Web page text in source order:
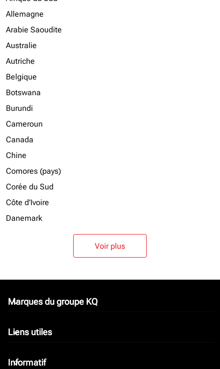
Allemagne
Arabie Saoudite
Australie
Autriche
Belgique
Botswana
Burundi
Cameroun
Canada
Chine
Comores (pays)
Corée du Sud
Côte d'Ivoire
Danemark
Voir plus
Marques du groupe KQ
keyboard_arrow_down
Liens utiles
keyboard_arrow_down
Informatif
keyboard_arrow_down